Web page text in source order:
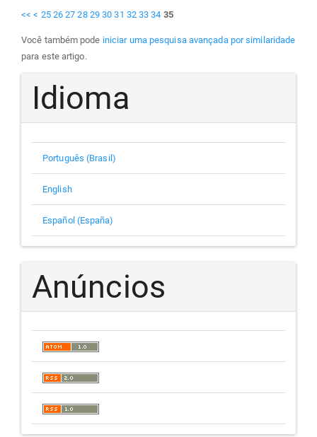
<< < 25 26 27 28 29 30 31 32 33 34 35
Você também pode iniciar uma pesquisa avançada por similaridade
para este artigo.
Idioma
Português (Brasil)
English
Español (España)
Anúncios